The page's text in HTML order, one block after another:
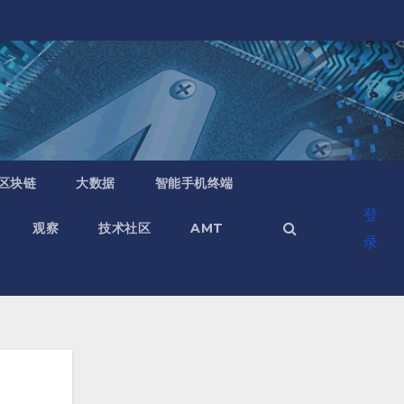
块链 大数据 智能手机终端
观察 技术社区 AMT
登
录